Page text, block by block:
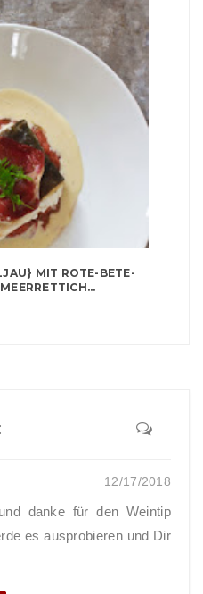
MIT ROTE-BETE-
12/17/2018
danke für den Weintip
es ausprobieren und Dir